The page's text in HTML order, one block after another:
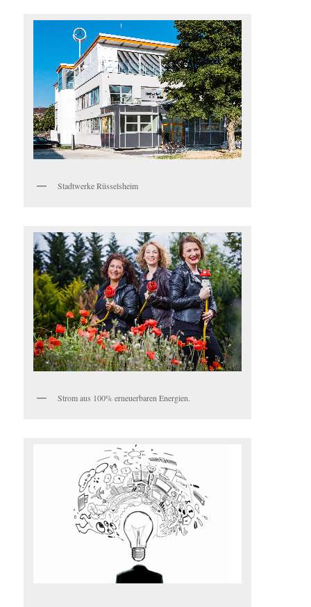
Stadtwerke Rüsselsheim
Strom aus 100% erneuerbaren Energien.